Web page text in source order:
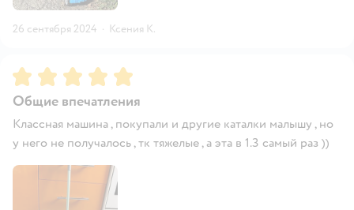
26 сентября 2024 · Ксения К.
Рейтинг:5
Общие впечатления
Классная машина , покупали и другие каталки малышу , но
у него не получалось , тк тяжелые , а эта в 1.3 самый раз ))